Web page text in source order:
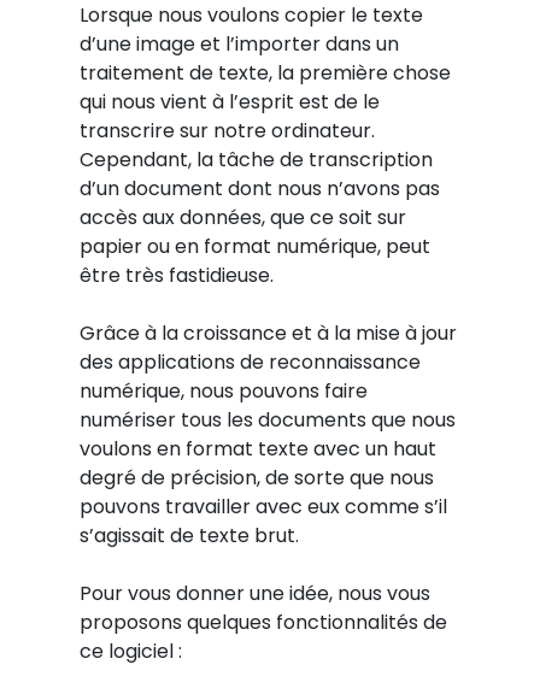
Lorsque nous voulons copier le texte
d’une image et l’importer dans un
traitement de texte, la première chose
qui nous vient à l’esprit est de le
transcrire sur notre ordinateur.
Cependant, la tâche de transcription
d’un document dont nous n’avons pas
accès aux données, que ce soit sur
papier ou en format numérique, peut
être très fastidieuse.
Grâce à la croissance et à la mise à jour
des applications de reconnaissance
numérique, nous pouvons faire
numériser tous les documents que nous
voulons en format texte avec un haut
degré de précision, de sorte que nous
pouvons travailler avec eux comme s’il
s’agissait de texte brut.
Pour vous donner une idée, nous vous
proposons quelques fonctionnalités de
ce logiciel :